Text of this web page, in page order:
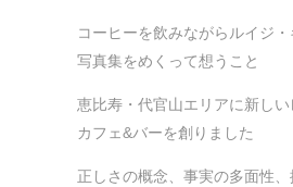
コーヒーを飲みながらルイジ
写真集をめくって想うこと
恵比寿・代官山エリアに新しい
カフェ&バーを創りました
正しさの概念、事実の多面性、